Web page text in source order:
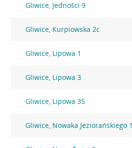
Gliwice, Jedności 9
Gliwice, Kurpiowska 2c
Gliwice, Lipowa 1
Gliwice, Lipowa 3
Gliwice, Lipowa 35
Gliwice, Nowaka Jeziorańskiego 1